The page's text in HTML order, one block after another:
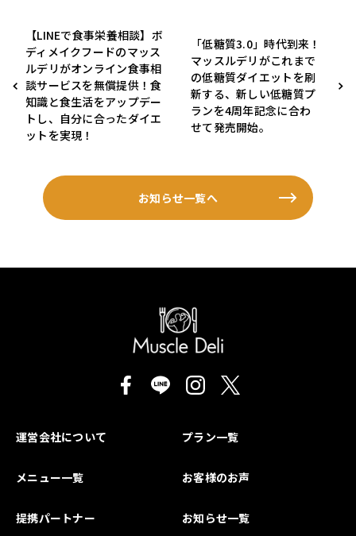
【LINEで食事栄養相談】ボ
ディメイクフードのマッス
ルデリがオンライン食事相
談サービスを無償提供！食
知識と食生活をアップデー
トし、自分に合ったダイエ
ットを実現！
「低糖質3.0」時代到来！
マッスルデリがこれまで
の低糖質ダイエットを刷
新する、新しい低糖質プ
ランを4周年記念に合わ
せて発売開始。
お知らせ一覧へ
運営会社について プラン一覧
メニュー一覧 お客様のお声
提携パートナー お知らせ一覧